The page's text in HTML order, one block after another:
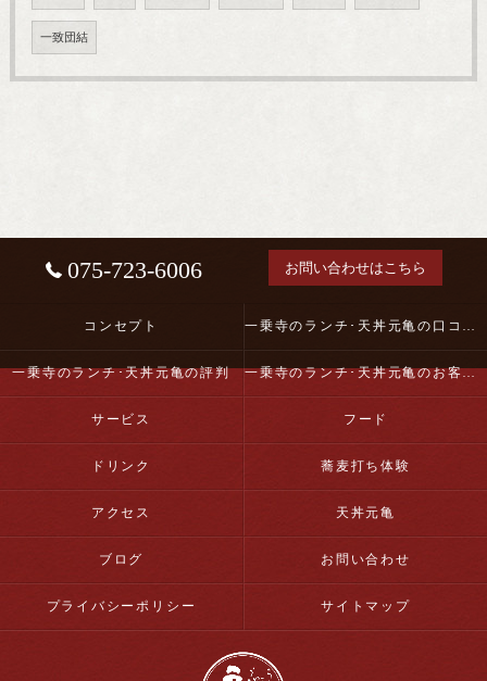
一致団結
075-723-6006 お問い合わせはこちら
コンセプト 一乗寺のランチ･天丼元亀の口コミ情報
一乗寺のランチ･天丼元亀の評判 一乗寺のランチ･天丼元亀のお客様の声
サービス フード
ドリンク 蕎麦打ち体験
アクセス 天丼元亀
ブログ お問い合わせ
プライバシーポリシー サイトマップ